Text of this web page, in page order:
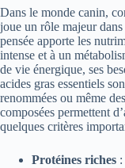
Dans le monde canin,
joue un rôle majeur
pensée apporte les
intense et à un
de vie énergique, ses
acides gras essentiels
renommées ou même
composées permettent
quelques critères
Protéines riches